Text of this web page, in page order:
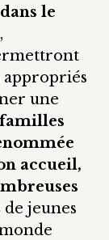
le
appropriés
une
accueil,
jeunes